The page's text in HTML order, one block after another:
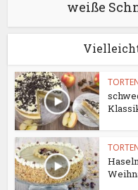
weiße